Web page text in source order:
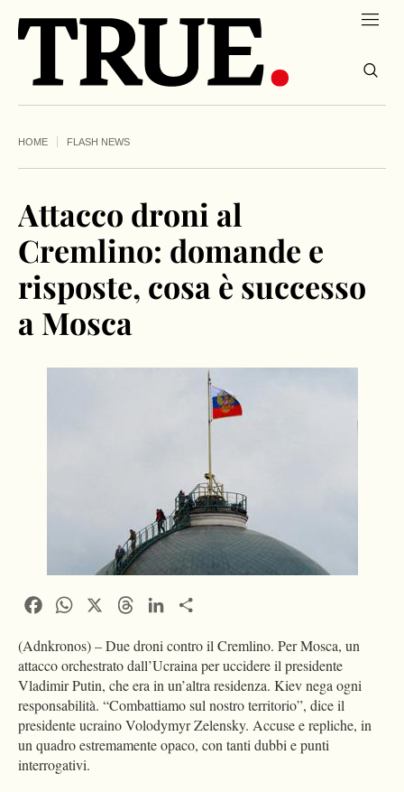
HOME FLASH NEWS
Attacco droni al
Cremlino: domande e
risposte, cosa è successo
a Mosca
FacebookWhatsApp ThreadsLinkedIn
(Adnkronos) – Due droni contro il Cremlino. Per Mosca, un
attacco orchestrato dall’Ucraina per uccidere il presidente
Vladimir Putin, che era in un’altra residenza. Kiev nega ogni
responsabilità. “Combattiamo sul nostro territorio”, dice il
presidente ucraino Volodymyr Zelensky. Accuse e repliche, in
un quadro estremamente opaco, con tanti dubbi e punti
interrogativi.